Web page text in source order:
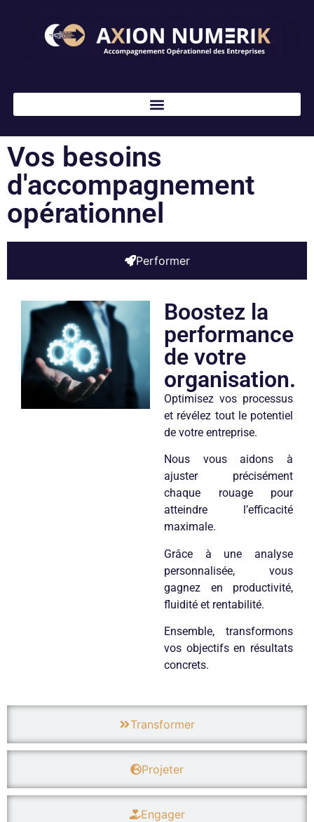
Vos besoins
d'accompagnement
opérationnel
Performer
Transformer
Projeter
Engager
Boostez la
performance
de votre
organisation.
Optimisez vos processus
et révélez tout le potentiel
de votre entreprise.
Nous vous aidons à
ajuster précisément
chaque rouage pour
atteindre l’efficacité
maximale.
Grâce à une analyse
personnalisée, vous
gagnez en productivité,
fluidité et rentabilité.
Ensemble, transformons
vos objectifs en résultats
concrets.